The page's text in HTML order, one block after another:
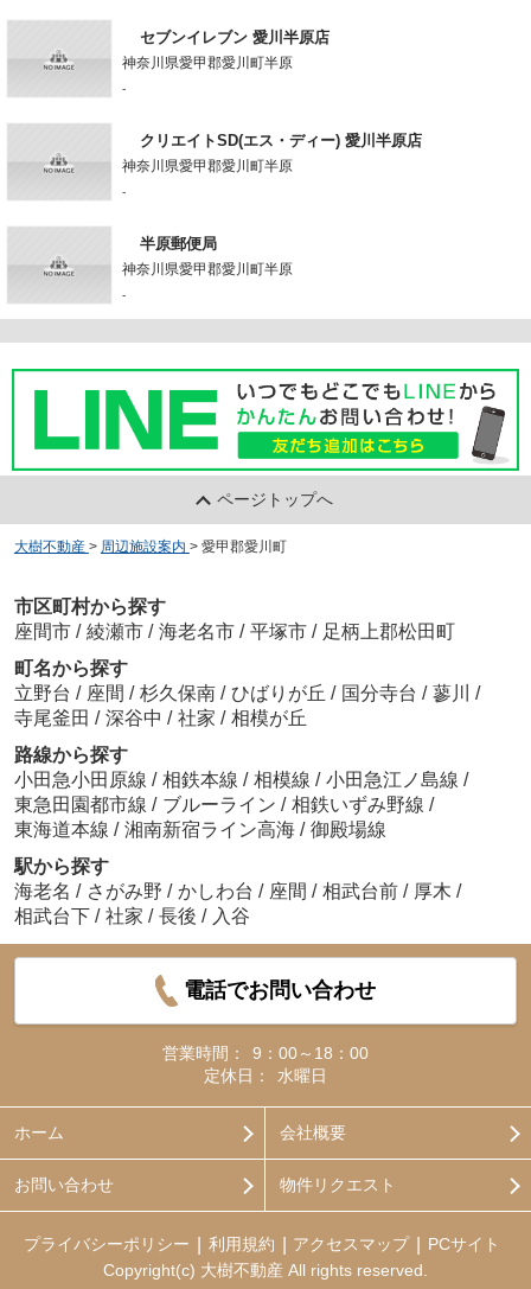
セブンイレブン 愛川半原店
神奈川県愛甲郡愛川町半原
-
クリエイトSD(エス・ディー) 愛川半原店
神奈川県愛甲郡愛川町半原
-
半原郵便局
神奈川県愛甲郡愛川町半原
-
ページトップへ
大樹不動産 > 周辺施設案内 > 愛甲郡愛川町
市区町村から探す
座間市 / 綾瀬市 / 海老名市 / 平塚市 / 足柄上郡松田町
町名から探す
立野台 / 座間 / 杉久保南 / ひばりが丘 / 国分寺台 / 蓼川 /
寺尾釜田 / 深谷中 / 社家 / 相模が丘
路線から探す
小田急小田原線 / 相鉄本線 / 相模線 / 小田急江ノ島線 /
東急田園都市線 / ブルーライン / 相鉄いずみ野線 /
東海道本線 / 湘南新宿ライン高海 / 御殿場線
駅から探す
海老名 / さがみ野 / かしわ台 / 座間 / 相武台前 / 厚木 /
相武台下 / 社家 / 長後 / 入谷
電話でお問い合わせ
営業時間：
9：00～18：00
定休日：
水曜日
ホーム 会社概要
お問い合わせ 物件リクエスト
プライバシーポリシー 利用規約 アクセスマップ
PCサイト
Copyright(c) 大樹不動産 All rights reserved.